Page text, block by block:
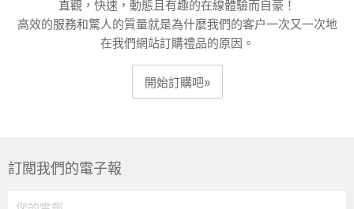
直觀，快速，動態且有趣的在線體驗而自豪！
高效的服務和驚人的質量就是為什麼我們的客户一次又一次地
在我們網站訂購禮品的原因。
開始訂購吧»
訂閲我們的電子報